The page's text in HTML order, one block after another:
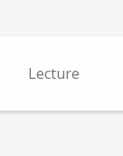
Lecture